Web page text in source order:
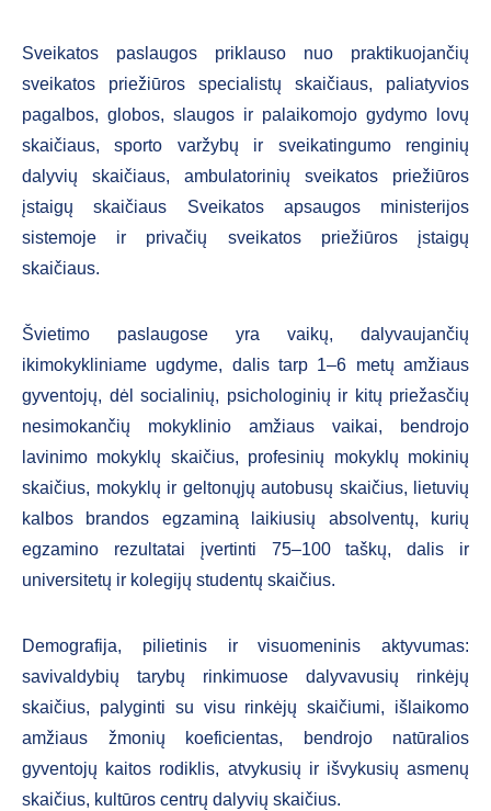
Sveikatos paslaugos priklauso nuo praktikuojančių
sveikatos priežiūros specialistų skaičiaus, paliatyvios
pagalbos, globos, slaugos ir palaikomojo gydymo lovų
skaičiaus, sporto varžybų ir sveikatingumo renginių
dalyvių skaičiaus, ambulatorinių sveikatos priežiūros
įstaigų skaičiaus Sveikatos apsaugos ministerijos
sistemoje ir privačių sveikatos priežiūros įstaigų
skaičiaus.
Švietimo paslaugose yra vaikų, dalyvaujančių
ikimokykliniame ugdyme, dalis tarp 1–6 metų amžiaus
gyventojų, dėl socialinių, psichologinių ir kitų priežasčių
nesimokančių mokyklinio amžiaus vaikai, bendrojo
lavinimo mokyklų skaičius, profesinių mokyklų mokinių
skaičius, mokyklų ir geltonųjų autobusų skaičius, lietuvių
kalbos brandos egzaminą laikiusių absolventų, kurių
egzamino rezultatai įvertinti 75–100 taškų, dalis ir
universitetų ir kolegijų studentų skaičius.
Demografija, pilietinis ir visuomeninis aktyvumas:
savivaldybių tarybų rinkimuose dalyvavusių rinkėjų
skaičius, palyginti su visu rinkėjų skaičiumi, išlaikomo
amžiaus žmonių koeficientas, bendrojo natūralios
gyventojų kaitos rodiklis, atvykusių ir išvykusių asmenų
skaičius, kultūros centrų dalyvių skaičius.